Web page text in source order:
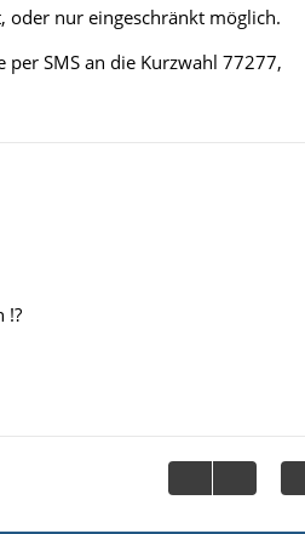
oder nur eingeschränkt möglich.
SMS an die Kurzwahl 77277,
!?